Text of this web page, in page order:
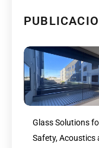
Glass Solutions
Safety, Acoustics